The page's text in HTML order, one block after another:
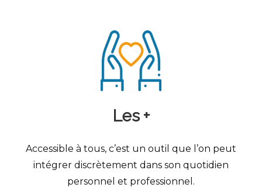
Les +
Accessible à tous, c’est un outil que l’on peut
intégrer discrètement dans son quotidien
personnel et professionnel.